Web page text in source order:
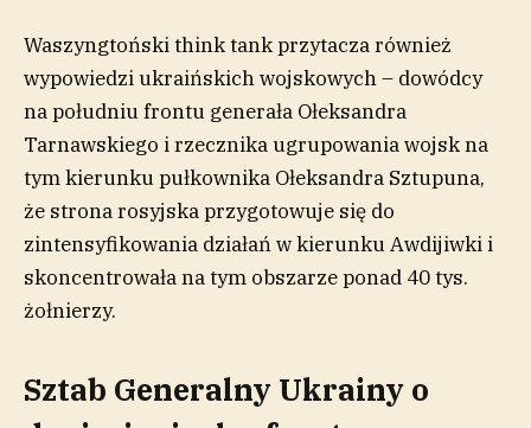
Waszyngtoński think tank przytacza również
wypowiedzi ukraińskich wojskowych – dowódcy
na południu frontu generała Ołeksandra
Tarnawskiego i rzecznika ugrupowania wojsk na
tym kierunku pułkownika Ołeksandra Sztupuna,
że strona rosyjska przygotowuje się do
zintensyfikowania działań w kierunku Awdijiwki i
skoncentrowała na tym obszarze ponad 40 tys.
żołnierzy.
Sztab Generalny Ukrainy o